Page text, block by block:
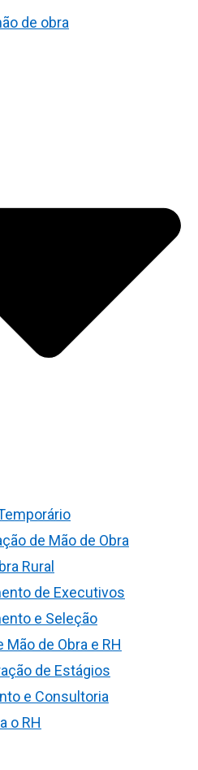
de obra
de Mão de Obra
Rural
de Executivos
e Seleção
Mão de Obra e RH
de Estágios
e Consultoria
o RH